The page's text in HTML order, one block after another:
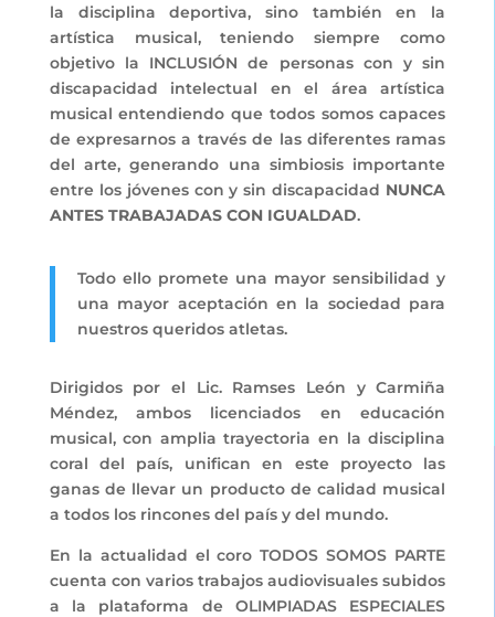
la disciplina deportiva, sino también en la
artística musical, teniendo siempre como
objetivo la INCLUSIÓN de personas con y sin
discapacidad intelectual en el área artística
musical entendiendo que todos somos capaces
de expresarnos a través de las diferentes ramas
del arte, generando una simbiosis importante
entre los jóvenes con y sin discapacidad NUNCA
ANTES TRABAJADAS CON IGUALDAD.
Todo ello promete una mayor sensibilidad y
una mayor aceptación en la sociedad para
nuestros queridos atletas.
Dirigidos por el Lic. Ramses León y Carmiña
Méndez, ambos licenciados en educación
musical, con amplia trayectoria en la disciplina
coral del país, unifican en este proyecto las
ganas de llevar un producto de calidad musical
a todos los rincones del país y del mundo.
En la actualidad el coro TODOS SOMOS PARTE
cuenta con varios trabajos audiovisuales subidos
a la plataforma de OLIMPIADAS ESPECIALES